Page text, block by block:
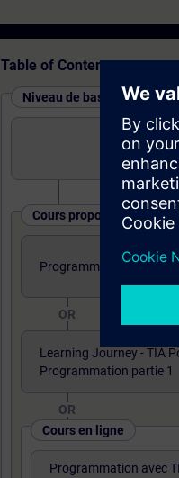
Table of Contents
Niveau de base : cours et
Cours proposés sous
Programmation TIA
OR
Learning Journey - TIA
Programmation partie 1
OR
Cours en ligne
Programmation avec